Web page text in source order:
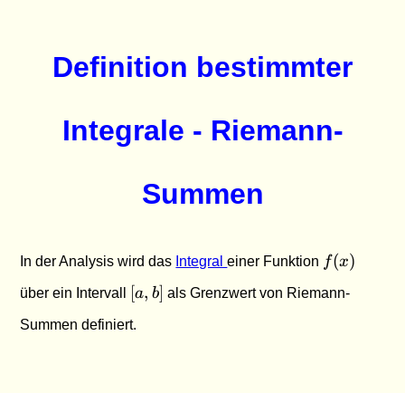
Definition bestimmter
Integrale - Riemann-
Summen
In der Analysis wird das Integraleiner Funktion f(x)
f(x)
über ein Intervall [a,b]
[a, b] als Grenzwert von Riemann-
Summen definiert.